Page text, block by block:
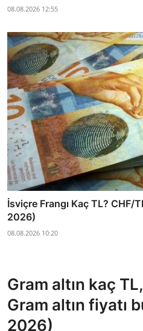
08.08.2026 12:55
İsviçre Frangı Kaç TL?
2026)
08.08.2026 10:20
Gram altın kaç
Gram altın fiyatı
2026)